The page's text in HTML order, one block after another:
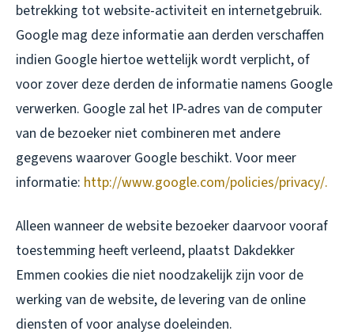
betrekking tot website-activiteit en internetgebruik.
Google mag deze informatie aan derden verschaffen
indien Google hiertoe wettelijk wordt verplicht, of
voor zover deze derden de informatie namens Google
verwerken. Google zal het IP-adres van de computer
van de bezoeker niet combineren met andere
gegevens waarover Google beschikt. Voor meer
informatie: http://www.google.com/policies/privacy/.
Alleen wanneer de website bezoeker daarvoor vooraf
toestemming heeft verleend, plaatst Dakdekker
Emmen cookies die niet noodzakelijk zijn voor de
werking van de website, de levering van de online
diensten of voor analyse doeleinden.